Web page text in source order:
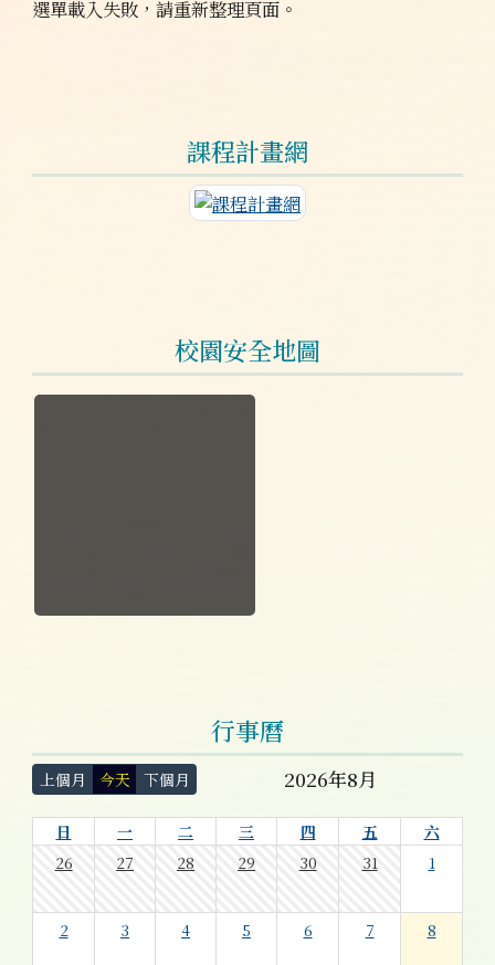
選單載入失敗，請重新整理頁面。
課程計畫網
連至課程計畫網
校園安全地圖
於彈跳視窗觀看：校園安全地圖.jpg
行事曆
上個月 今天 下個月 2026年8月
日 一 二 三 四 五
六
26
27 28 29 30 31 1
2 3 4 5 6 7 8